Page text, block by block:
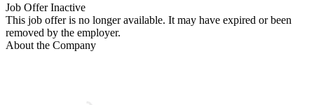
Job Offer Inactive
This job offer is no longer available. It may have expired or been
removed by the employer.
About the Company